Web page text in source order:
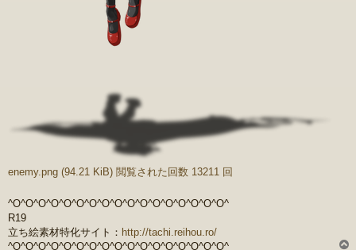
enemy.png (94.21 KiB) 閲覧された回数 13211 回
^O^O^O^O^O^O^O^O^O^O^O^O^O^O^O^O^O^
R19
立ち絵素材特化サイト： http://tachi.reihou.ro/
^O^O^O^O^O^O^O^O^O^O^O^O^O^O^O^O^O^